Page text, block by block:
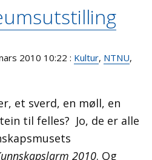
2010 10:22 : Kultur, NTNU,
et sverd, en møll, en
til felles? Jo, de er alle
2010. Og